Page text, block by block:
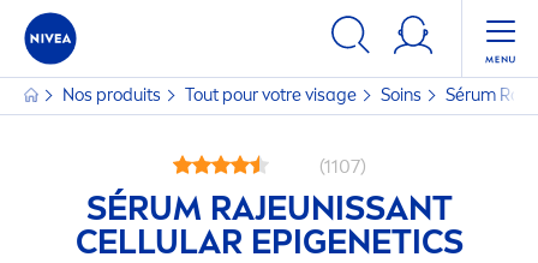
Nos produits Tout pour votre visage Soins Sérum
(1107)
SÉRUM RAJEUNISSANT
CELLULAREPIGENETICS